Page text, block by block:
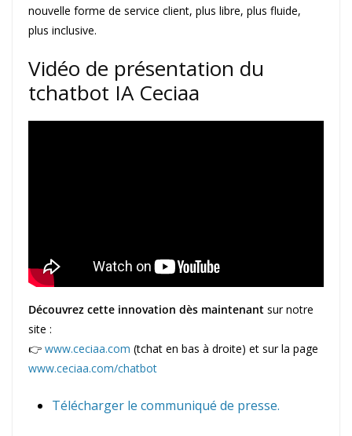
nouvelle forme de service client, plus libre, plus fluide,
plus inclusive.
Vidéo de présentation du
tchatbot IA Ceciaa
Découvrez cette innovation dès maintenant sur notre
site :
👉 www.ceciaa.com (tchat en bas à droite) et sur la page
www.ceciaa.com/chatbot
Télécharger le communiqué de presse.